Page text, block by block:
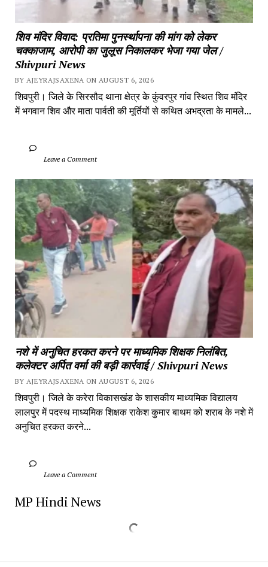
शिव मंदिर विवाद: प्रतिमा पुनर्स्थापना की मांग को लेकर
चक्काजाम, आरोपी का जुलूस निकालकर भेजा गया जेल /
Shivpuri News
BY AJEYRAJSAXENA ON AUGUST 6, 2026
शिवपुरी। जिले के सिरसौद थाना क्षेत्र के कुंवरपुर गांव स्थित शिव मंदिर
में भगवान शिव और माता पार्वती की मूर्तियों से कथित अभद्रता के मामले...
		Leave a Comment
नशे में अनुचित हरकत करने पर माध्यमिक शिक्षक निलंबित,
कलेक्टर अर्पित वर्मा की बड़ी कार्रवाई / Shivpuri News
BY AJEYRAJSAXENA ON AUGUST 6, 2026
शिवपुरी। जिले के करेरा विकासखंड के शासकीय माध्यमिक विद्यालय
लालपुर में पदस्थ माध्यमिक शिक्षक राकेश कुमार बाथम को शराब के नशे में
अनुचित हरकत करने...
		Leave a Comment
MP Hindi News